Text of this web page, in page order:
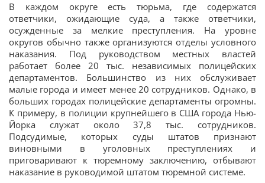
В каждом округе есть тюрьма, где содержатся
ответчики, ожидающие суда, а также ответчики,
осужденные за мелкие преступления. На уровне
округов обычно также организуются отделы условного
наказания. Под руководством местных властей
работает более 20 тыс. независимых полицейских
департаментов. Большинство из них обслуживает
малые города и имеет менее 20 сотрудников. Однако, в
больших городах полицейские департаменты огромны.
К примеру, в полиции крупнейшего в США города Нью-
Йорка служат около 37,8 тыс. сотрудников.
Подсудимые, которых суды штатов признают
виновными в уголовных преступлениях и
приговаривают к тюремному заключению, отбывают
наказание в руководимой штатом тюремной системе.